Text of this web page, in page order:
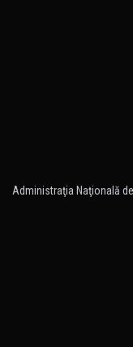
Administraţia Naţională